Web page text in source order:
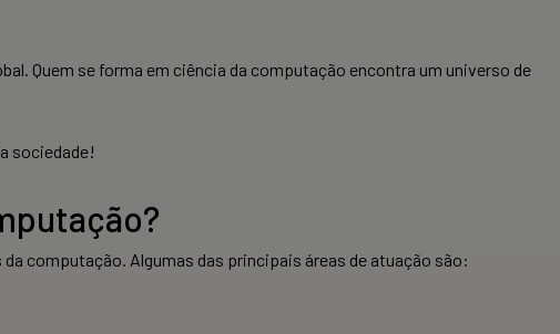
Quem se forma em ciência da computação encontra um universo de
sociedade!
computação. Algumas das principais áreas de atuação são: